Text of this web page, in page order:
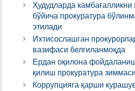
Ҳудудларда камбағалликни
бўйича прокуратура
этилади
Ихтисослашган
вазифаси белгиланмоқда
Ердан оқилона
қилиш прокуратура
Коррупцияга қарши